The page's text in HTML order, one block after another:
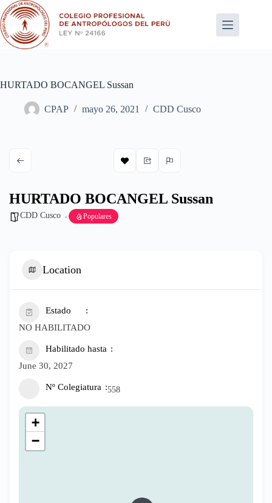
Saltar
al
contenido
HURTADO BOCANGEL Sussan
CPAP mayo 26, 2021 CDD Cusco
HURTADO BOCANGEL Sussan
CDD Cusco Populares
Location
Estado
NO HABILITADO
Habilitado hasta
June 30, 2027
Nº Colegiatura 558
+
−